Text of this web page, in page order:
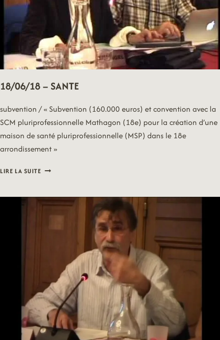
18/06/18 – SANTE
subvention / « Subvention (160.000 euros) et convention avec la
SCM pluriprofessionnelle Mathagon (18e) pour la création d’une
maison de santé pluriprofessionnelle (MSP) dans le 18e
arrondissement »
LIRE LA SUITE18/06/18